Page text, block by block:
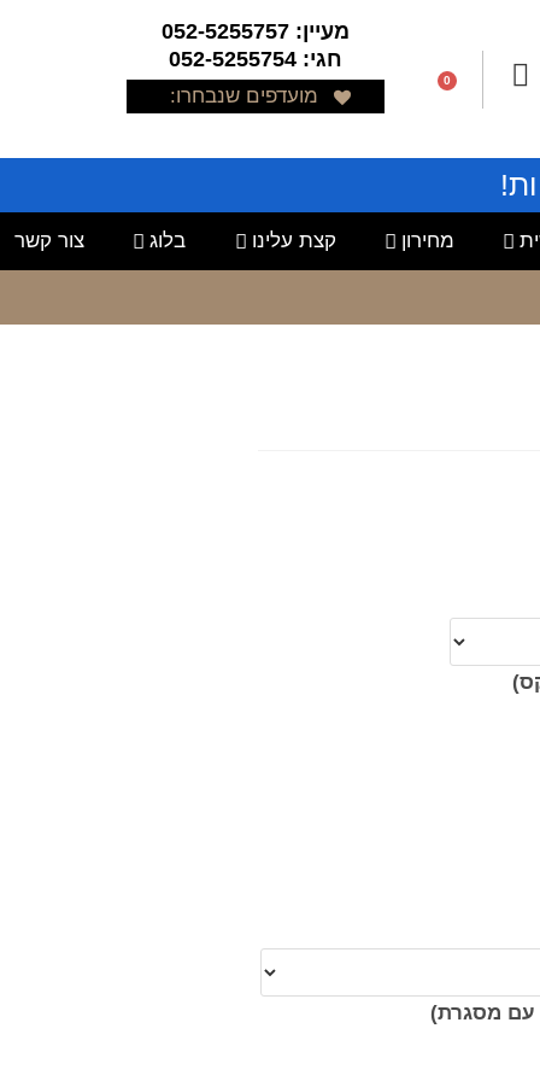
0
מעיין: 052-5255757
חגי: 052-5255754
מועדפים שנבחרו:
מחירון קצת עלינו בלוג צור קשר
מסגרת)